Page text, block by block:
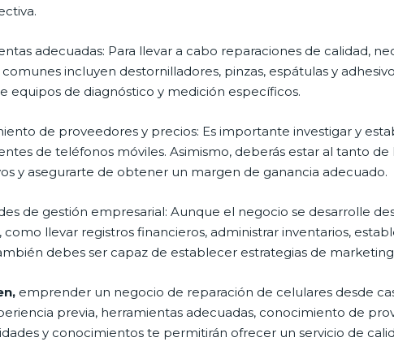
adecuadas: Para llevar a cabo reparaciones de calidad,
comunes incluyen destornilladores, pinzas, espátulas y
equipos de diagnóstico y medición específicos.
de proveedores y precios: Es importante investigar y
de teléfonos móviles. Asimismo, deberás estar al tanto
y asegurarte de obtener un margen de ganancia adecuado.
de gestión empresarial: Aunque el negocio se desarrolle
como llevar registros financieros, administrar inventarios,
debes ser capaz de establecer estrategias de
emprender un negocio de reparación de celulares desde
previa, herramientas adecuadas, conocimiento de
y conocimientos te permitirán ofrecer un servicio de